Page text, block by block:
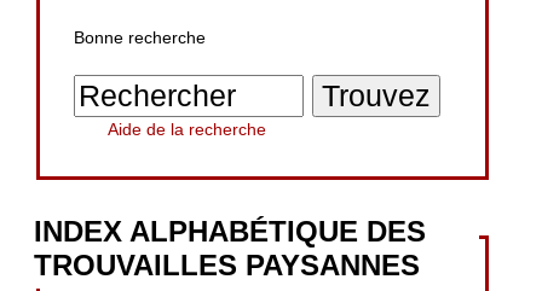
Bonne recherche
Aide de la recherche
INDEX ALPHABÉTIQUE DES
TROUVAILLES PAYSANNES